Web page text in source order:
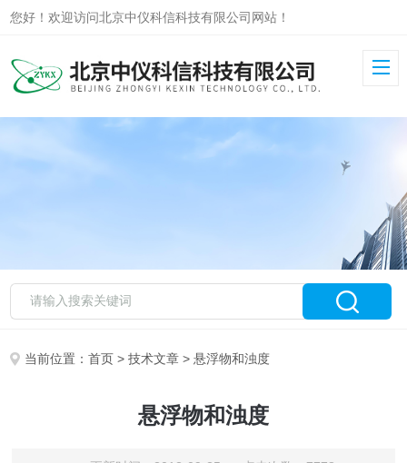
您好！欢迎访问北京中仪科信科技有限公司网站！
当前位置：首页 >技术文章 > 悬浮物和浊度
悬浮物和浊度